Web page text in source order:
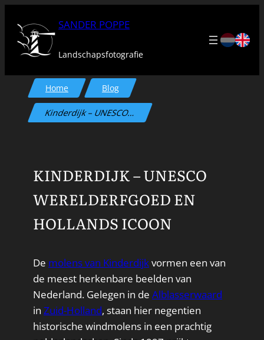
naar
inhoud
SANDER POPPE
Landschapsfotografie
Home Blog
Kinderdijk – UNESCO…
KINDERDIJK – UNESCO
WERELDERFGOED EN
HOLLANDS ICOON
De molens van Kinderdijkvormen een van
de meest herkenbare beelden van
Nederland. Gelegen in de Alblasserwaard
in Zuid-Holland, staan hier negentien
historische windmolens in een prachtig